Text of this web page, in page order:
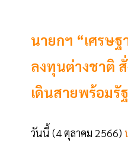
นายกฯ “เศรษ
ลงทุนต่างชาติ
เดินสายพร้อมรั
วันนี้ (4 ตุลาคม 2566)